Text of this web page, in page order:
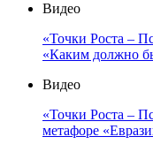
Видео
«Точки Роста –
«Каким должно
Видео
«Точки Роста –
метафоре